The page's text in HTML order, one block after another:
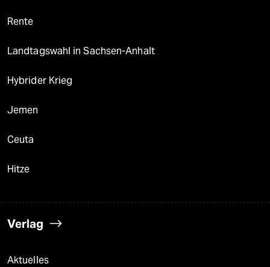
Rente
Landtagswahl in Sachsen-Anhalt
Hybrider Krieg
Jemen
Ceuta
Hitze
Verlag
Aktuelles